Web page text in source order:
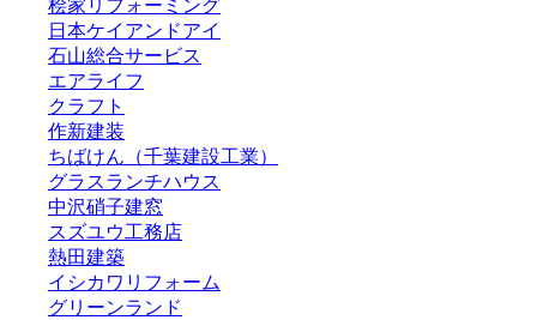
桧家リフォーミング
日本ケイアンドアイ
石山総合サービス
エアライフ
クラフト
作新建装
ちばけん（千葉建設工業）
グラスランチハウス
中沢硝子建窓
スズユウ工務店
熱田建築
イシカワリフォーム
グリーンランド